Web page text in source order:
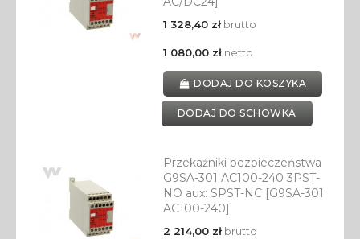
1 328,40 złbrutto
1 080,00 złnetto
DODAJ DO KOSZYKA
DODAJ DO SCHOWKA
Przekaźniki bezpieczeństwa
G9SA-301 AC100-240 3PST-
NO aux: SPST-NC [G9SA-301
AC100-240]
2 214,00 złbrutto